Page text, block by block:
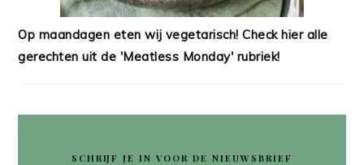
Op maandagen eten wij vegetarisch! Check hier alle
gerechten uit de 'Meatless Monday' rubriek!
SCHRIJF JE IN VOOR DE NIEUWSBRIEF